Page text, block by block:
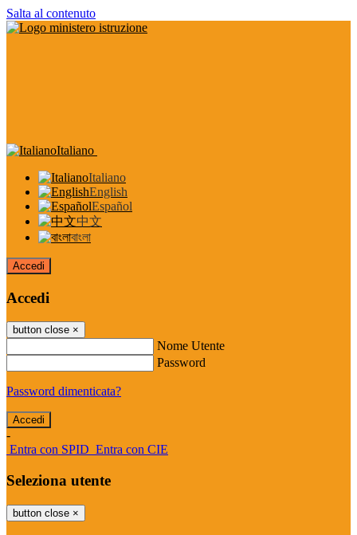
Salta al contenuto
Italiano
Italiano
English
Español
中文
বাংলা
Accedi
Accedi
button close ×
Nome Utente
Password
Password dimenticata?
-
Entra con SPID Entra con CIE
Seleziona utente
button close ×